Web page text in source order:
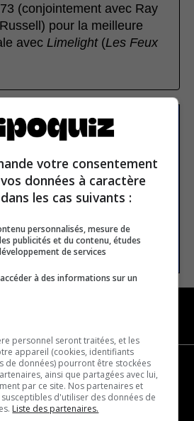
(conjointement avec Ray
pour la meilleure
avec Limelight (Les Feux
la newsletter
votre consentement
données à caractère
les cas suivants :
personnalisés, mesure de
publicités et du contenu, études
de services
à des informations sur un
personnel seront traitées, et les
appareil (cookies, identifiants
de données) pourront être stockées
ainsi que partagées avec lui,
par ce site. Nos partenaires et
d'utiliser des données de
Liste des partenaires.